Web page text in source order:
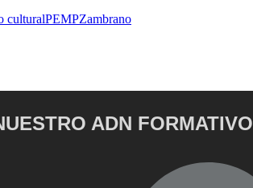
culturalPEMPZambrano
ADN FORMATIVO